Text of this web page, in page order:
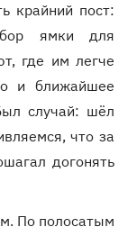
крайний пост:
ямки для
где им легче
и ближайшее
случай: шёл
что за
догонять
По полосатым